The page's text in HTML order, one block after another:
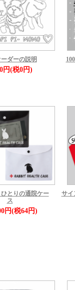
ダーの説明
0円(税0円)
とりの通院ケー
ス
円(税64円)
サイ